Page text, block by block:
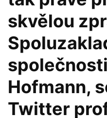
skvělou
Hofmann,
Twitter